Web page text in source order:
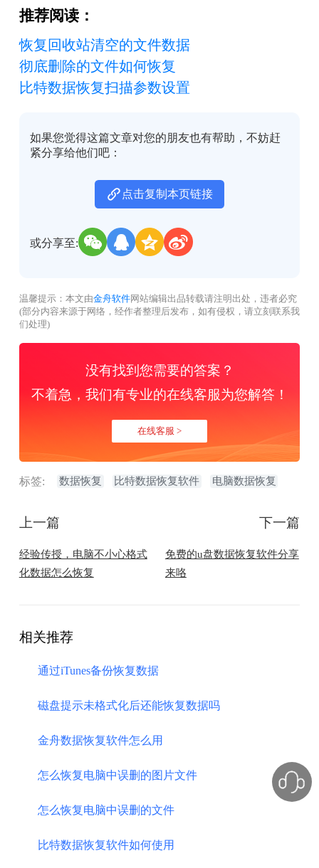
推荐阅读：
恢复回收站清空的文件数据
彻底删除的文件如何恢复
比特数据恢复扫描参数设置
如果您觉得这篇文章对您的朋友也有帮助，不妨赶
紧分享给他们吧：
点击复制本页链接
或分享至:
温馨提示：本文由金舟软件网站编辑出品转载请注明出处，违者必究
(部分内容来源于网络，经作者整理后发布，如有侵权，请立刻联系我
们处理)
没有找到您需要的答案？
不着急，我们有专业的在线客服为您解答！
在线客服 >
标签: 数据恢复 比特数据恢复软件 电脑数据恢复
上一篇
经验传授，电脑不小心格式
化数据怎么恢复
下一篇
免费的u盘数据恢复软件分享
来咯
相关推荐
通过iTunes备份恢复数据
磁盘提示未格式化后还能恢复数据吗
金舟数据恢复软件怎么用
怎么恢复电脑中误删的图片文件
怎么恢复电脑中误删的文件
比特数据恢复软件如何使用